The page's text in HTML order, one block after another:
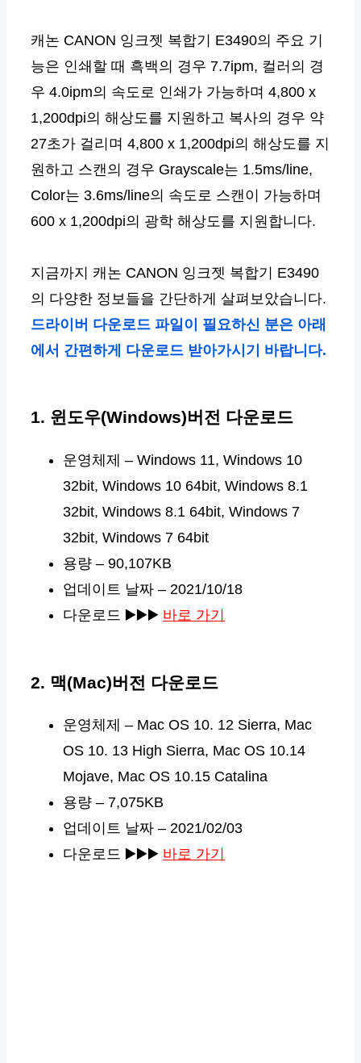
캐논 CANON 잉크젯 복합기 E3490의 주요 기
능은 인쇄할 때 흑백의 경우 7.7ipm, 컬러의 경
우 4.0ipm의 속도로 인쇄가 가능하며 4,800 x
1,200dpi의 해상도를 지원하고 복사의 경우 약
27초가 걸리며 4,800 x 1,200dpi의 해상도를 지
원하고 스캔의 경우 Grayscale는 1.5ms/line,
Color는 3.6ms/line의 속도로 스캔이 가능하며
600 x 1,200dpi의 광학 해상도를 지원합니다.
지금까지 캐논 CANON 잉크젯 복합기 E3490
의 다양한 정보들을 간단하게 살펴보았습니다.
드라이버 다운로드 파일이 필요하신 분은 아래
에서 간편하게 다운로드 받아가시기 바랍니다.
1. 윈도우(Windows)버전 다운로드
운영체제 – Windows 11, Windows 10
32bit, Windows 10 64bit, Windows 8.1
32bit, Windows 8.1 64bit, Windows 7
32bit, Windows 7 64bit
용량 – 90,107KB
업데이트 날짜 – 2021/10/18
다운로드 ▶️▶️▶️ 바로 가기
2. 맥(Mac)버전 다운로드
운영체제 – Mac OS 10. 12 Sierra, Mac
OS 10. 13 High Sierra, Mac OS 10.14
Mojave, Mac OS 10.15 Catalina
용량 – 7,075KB
업데이트 날짜 – 2021/02/03
다운로드 ▶️▶️▶️ 바로 가기